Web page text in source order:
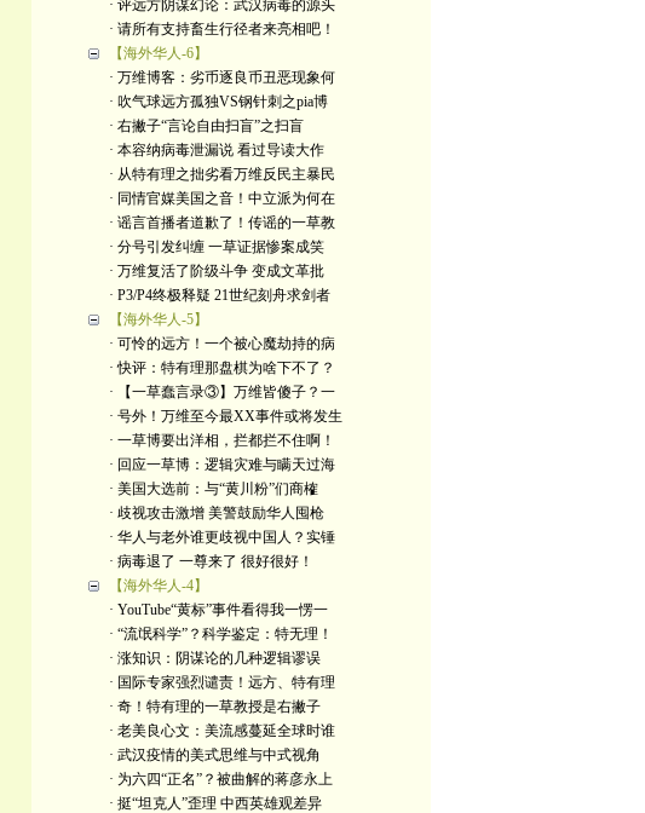
· 评远方阴谋幻论：武汉病毒的源头
· 请所有支持畜生行径者来亮相吧！
【海外华人-6】
· 万维博客：劣币逐良币丑恶现象何
· 吹气球远方孤独VS钢针刺之pia博
· 右撇子“言论自由扫盲”之扫盲
· 本容纳病毒泄漏说 看过导读大作
· 从特有理之拙劣看万维反民主暴民
· 同情官媒美国之音！中立派为何在
· 谣言首播者道歉了！传谣的一草教
· 分号引发纠缠 一草证据惨案成笑
· 万维复活了阶级斗争 变成文革批
· P3/P4终极释疑 21世纪刻舟求剑者
【海外华人-5】
· 可怜的远方！一个被心魔劫持的病
· 快评：特有理那盘棋为啥下不了？
· 【一草蠢言录③】万维皆傻子？一
· 号外！万维至今最XX事件或将发生
· 一草博要出洋相，拦都拦不住啊！
· 回应一草博：逻辑灾难与瞒天过海
· 美国大选前：与“黄川粉”们商榷
· 歧视攻击激增 美警鼓励华人囤枪
· 华人与老外谁更歧视中国人？实锤
· 病毒退了 一尊来了 很好很好！
【海外华人-4】
· YouTube“黄标”事件看得我一愣一
· “流氓科学”？科学鉴定：特无理！
· 涨知识：阴谋论的几种逻辑谬误
· 国际专家强烈谴责！远方、特有理
· 奇！特有理的一草教授是右撇子
· 老美良心文：美流感蔓延全球时谁
· 武汉疫情的美式思维与中式视角
· 为六四“正名”？被曲解的蒋彦永上
· 挺“坦克人”歪理 中西英雄观差异